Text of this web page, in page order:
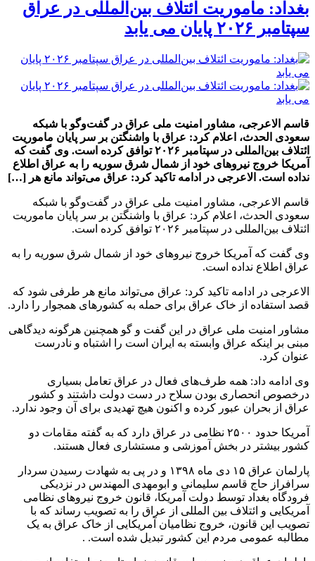
بغداد: ماموریت ائتلاف بین‌المللی در عراق
سپتامبر ۲۰۲۶ پایان می‌ یابد
قاسم الاعرجی، مشاور امنیت ملی عراق در گفت‌وگو با شبکه
سعودی الحدث، اعلام کرد: عراق با واشنگتن بر سر پایان ماموریت
ائتلاف بین‌المللی در سپتامبر ۲۰۲۶ توافق کرده است. وی گفت که
آمریکا خروج نیروهای خود از شمال شرق سوریه را به عراق اطلاع
نداده است. الاعرجی در ادامه تاکید کرد: عراق می‌تواند مانع هر […]
قاسم الاعرجی، مشاور امنیت ملی عراق در گفت‌وگو با شبکه
سعودی الحدث، اعلام کرد: عراق با واشنگتن بر سر پایان ماموریت
ائتلاف بین‌المللی در سپتامبر ۲۰۲۶ توافق کرده است.
وی گفت که آمریکا خروج نیروهای خود از شمال شرق سوریه را به
عراق اطلاع نداده است.
الاعرجی در ادامه تاکید کرد: عراق می‌تواند مانع هر طرفی شود که
قصد استفاده از خاک عراق برای حمله به کشورهای همجوار را دارد.
مشاور امنیت ملی عراق در این گفت و گو همچنین هرگونه دیدگاهی
مبنی بر اینکه عراق وابسته به ایران است را اشتباه و نادرست
عنوان کرد.
وی ادامه داد: همه طرف‌های فعال در عراق تعامل بسیاری
درخصوص انحصاری بودن سلاح در دست دولت داشتند و کشور
عراق از بحران عبور کرده و اکنون هیچ تهدیدی برای آن وجود ندارد.
آمریکا حدود ۲۵۰۰ نظامی در عراق دارد که به گفته مقامات دو
کشور بیشتر در بخش آموزشی و مستشاری فعال هستند.
پارلمان عراق ۱۵ دی ماه ۱۳۹۸ و در پی به شهادت رسیدن سردار
سرافراز حاج قاسم سلیمانی و ابومهدی المهندس در نزدیکی
فرودگاه بغداد توسط دولت آمریکا، قانون خروج نیروهای نظامی
آمریکایی و ائتلاف بین المللی از عراق را به تصویب رساند که با
تصویب این قانون، خروج نظامیان آمریکایی از خاک عراق به یک
مطالبه عمومی مردم این کشور تبدیل شده است. .